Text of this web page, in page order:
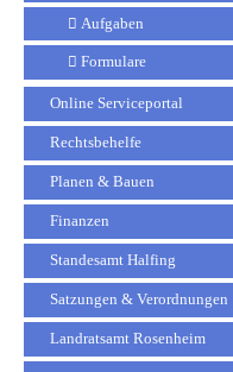
Aufgaben
Formulare
Online Serviceportal
Rechtsbehelfe
Planen & Bauen
Finanzen
Standesamt Halfing
Satzungen & Verordnungen
Landratsamt Rosenheim